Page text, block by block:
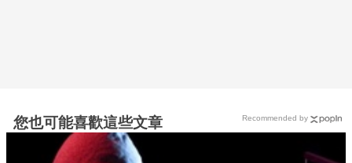
您也可能喜歡這些文章 Recommended by